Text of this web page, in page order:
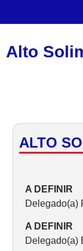
Alto
ALTO
A DEFINIR
Delegado(a)
A DEFINIR
Delegado(a)